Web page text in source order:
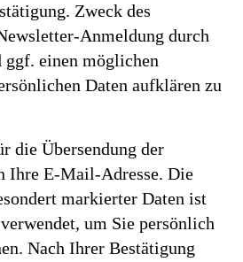
Zweck des
Anmeldung durch
ggf. einen möglichen
Daten aufklären zu
die Übersendung der
Ihre E-Mail-Adresse. Die
markierter Daten ist
um Sie persönlich
Nach Ihrer Bestätigung